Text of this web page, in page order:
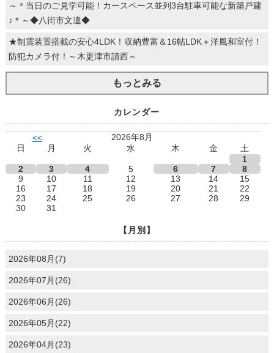
～＊当日のご見学可能！カースペース並列3台駐車可能な新築戸建
♪＊～◆八街市文違◆
★制震装置搭載の安心4LDK！収納豊富＆16帖LDK＋洋風和室付！
防犯カメラ付！～木更津市請西～
もっとみる
カレンダー
<<
2026年8月
日
月 火 水 木 金
土
1
2
3 4 5 6 7
8
9
10 11 12 13 14
15
16
17 18 19 20 21
22
23
24 25 26 27 28
29
30
31
【月別】
2026年08月(7)
2026年07月(26)
2026年06月(26)
2026年05月(22)
2026年04月(23)